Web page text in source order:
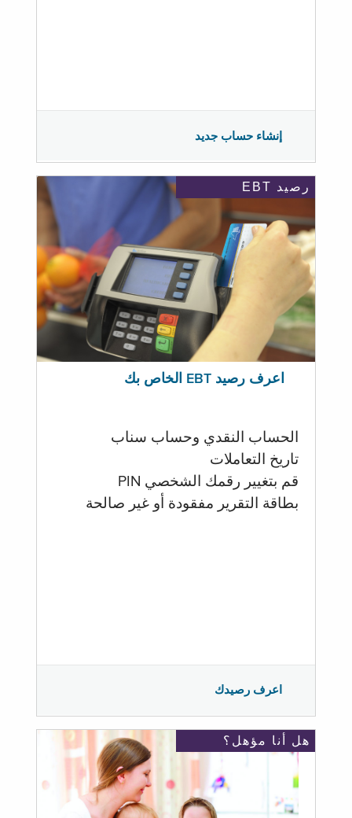
إنشاء حساب جديد
رصيد EBT
اعرف رصيد EBT الخاص بك
الحساب النقدي وحساب سناب
تاريخ التعاملات
قم بتغيير رقمك الشخصي PIN
بطاقة التقرير مفقودة أو غير صالحة
اعرف رصيدك
هل أنا مؤهل؟